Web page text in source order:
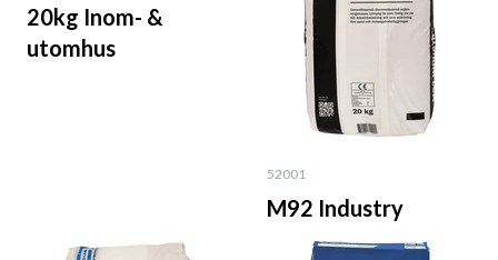
20kg Inom- &
utomhus
52001
M92 Industry